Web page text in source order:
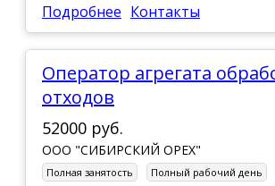
Подробнее Контакты
Оператор агрегата обработки
отходов
52000 руб.
ООО "СИБИРСКИЙ ОРЕХ"
Полная занятость
Полный рабочий день